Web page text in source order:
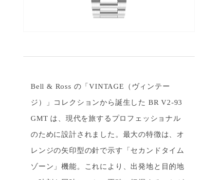
Bell & Ross の「VINTAGE（ヴィンテー
ジ）」コレクションから誕生した BR V2-93
GMT は、現代を旅するプロフェッショナル
のために設計されました。最大の特徴は、オ
レンジの矢印型の針で示す「セカンドタイム
ゾーン」機能。これにより、出発地と目的地